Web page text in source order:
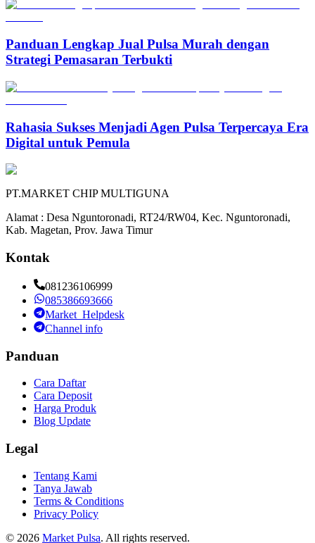
Panduan Lengkap Jual Pulsa Murah dengan
Strategi Pemasaran Terbukti
Rahasia Sukses Menjadi Agen Pulsa Terpercaya Era
Digital untuk Pemula
PT.MARKET CHIP MULTIGUNA
Alamat : Desa Nguntoronadi, RT24/RW04, Kec. Nguntoronadi,
Kab. Magetan, Prov. Jawa Timur
Kontak
081236106999
085386693666
Market_Helpdesk
Channel info
Panduan
Cara Daftar
Cara Deposit
Harga Produk
Blog Update
Legal
Tentang Kami
Tanya Jawab
Terms & Conditions
Privacy Policy
© 2026 Market Pulsa. All rights reserved.